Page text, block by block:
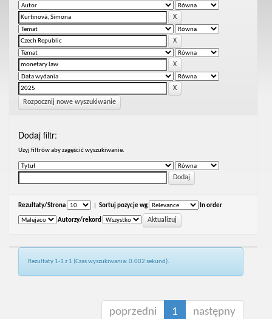
Rozpocznij nowe wyszukiwanie
Dodaj filtr:
Uzyj filtrów aby zagęścić wyszukiwanie.
Rezultaty/Strona Sortuj pozycje wg In order
Autorzy/rekord
Rezultaty 1-1 z 1 (Czas wyszukiwania: 0.002 sekund).
poprzedni 1 następny